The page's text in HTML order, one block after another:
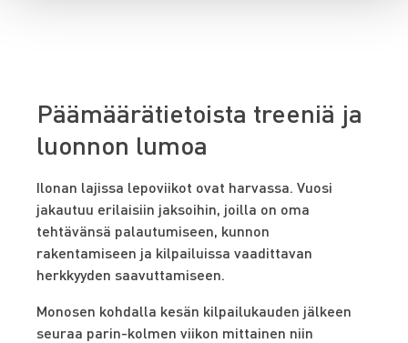
Päämäärätietoista treeniä ja
luonnon lumoa
Ilonan lajissa lepoviikot ovat harvassa. Vuosi
jakautuu erilaisiin jaksoihin, joilla on oma
tehtävänsä palautumiseen, kunnon
rakentamiseen ja kilpailuissa vaadittavan
herkkyyden saavuttamiseen.
Monosen kohdalla kesän kilpailukauden jälkeen
seuraa parin-kolmen viikon mittainen niin